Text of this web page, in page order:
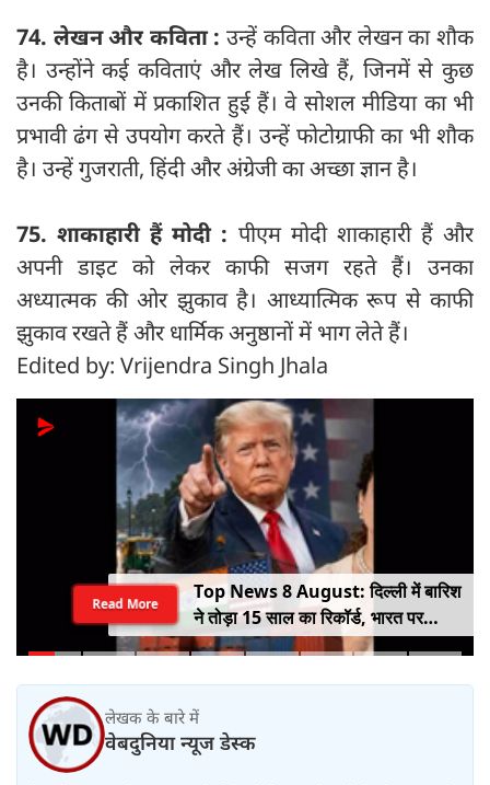
74. लेखन और कविता : उन्हें कविता और लेखन का शौक
है। उन्होंने कई कविताएं और लेख लिखे हैं, जिनमें से कुछ
उनकी किताबों में प्रकाशित हुई हैं। वे सोशल मीडिया का भी
प्रभावी ढंग से उपयोग करते हैं। उन्हें फोटोग्राफी का भी शौक
है। उन्हें गुजराती, हिंदी और अंग्रेजी का अच्छा ज्ञान है।
75. शाकाहारी हैं मोदी : पीएम मोदी शाकाहारी हैं और
अपनी डाइट को लेकर काफी सजग रहते हैं। उनका
अध्यात्मक की ओर झुकाव है। आध्यात्मिक रूप से काफी
झुकाव रखते हैं और धार्मिक अनुष्ठानों में भाग लेते हैं।
Edited by: Vrijendra Singh Jhala
Top News 8 August: दिल्ली में बारिश
ने तोड़ा 15 साल का रिकॉर्ड, भारत पर
100% टैरिफ का खतरा; Gen Z पर कंगना
Read More
लेखक के बारे में
वेबदुनिया न्यूज डेस्क